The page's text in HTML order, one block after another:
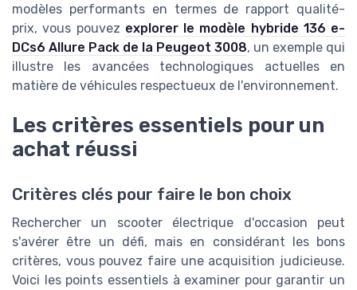
modèles performants en termes de rapport qualité-
prix, vous pouvez explorer le modèle hybride 136 e-
DCs6 Allure Pack de la Peugeot 3008, un exemple qui
illustre les avancées technologiques actuelles en
matière de véhicules respectueux de l'environnement.
Les critères essentiels pour un
achat réussi
Critères clés pour faire le bon choix
Rechercher un scooter électrique d'occasion peut
s'avérer être un défi, mais en considérant les bons
critères, vous pouvez faire une acquisition judicieuse.
Voici les points essentiels à examiner pour garantir un